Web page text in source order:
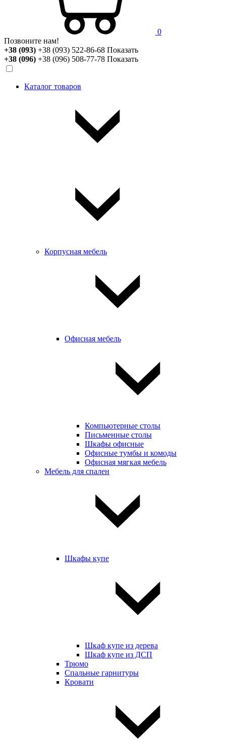
0
Позвоните нам!
+38 (093) +38 (093) 522-86-68 Показать
+38 (096) +38 (096) 508-77-78 Показать
Каталог товаров
Корпусная мебель
Офисная мебель
Компьютерные столы
Письменные столы
Шкафы офисные
Офисные тумбы и комоды
Офисная мягкая мебель
Мебель для спален
Шкафы купе
Шкаф купе из дерева
Шкаф купе из ДСП
Трюмо
Спальные гарнитуры
Кровати